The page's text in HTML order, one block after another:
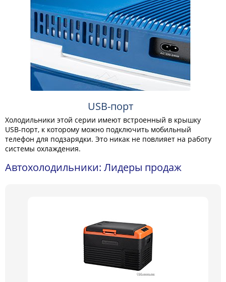
USB-порт
Холодильники этой серии имеют встроенный в крышку
USB-порт, к которому можно подключить мобильный
телефон для подзарядки. Это никак не повлияет на работу
системы охлаждения.
Автохолодильники: Лидеры продаж